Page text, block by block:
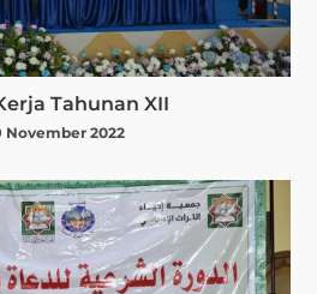
Tahunan XII
November 2022